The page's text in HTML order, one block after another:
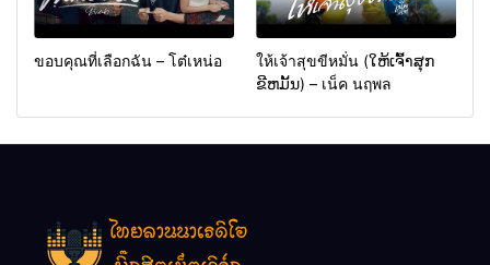
ขอบคุณที่เลือกฉัน – โต๋เหน่อ
ให้เจ้าสุขขีหมั่น (ໃຫ້ເຈົ້າສຸກ
ຂີຫມັ້ນ) – เน็ค นฤพล